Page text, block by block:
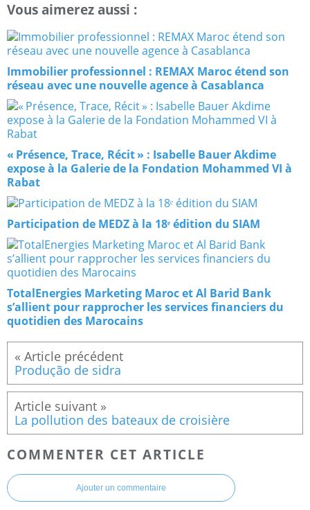
Vous aimerez aussi :
Immobilier professionnel : REMAX Maroc étend son
réseau avec une nouvelle agence à Casablanca
« Présence, Trace, Récit » : Isabelle Bauer Akdime
expose à la Galerie de la Fondation Mohammed VI à
Rabat
Participation de MEDZ à la 18ᵉ édition du SIAM
TotalEnergies Marketing Maroc et Al Barid Bank
s’allient pour rapprocher les services financiers du
quotidien des Marocains
Produção de sidra
La pollution des bateaux de croisière
COMMENTER CET ARTICLE
Ajouter un commentaire